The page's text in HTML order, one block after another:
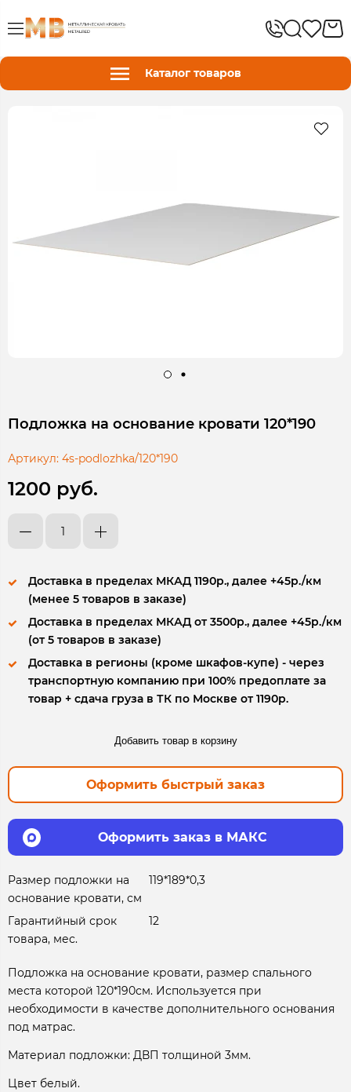
Каталог товаров
Подложка на основание кровати 120*190
Артикул: 4s-podlozhka/120*190
1200 руб.
Доставка в пределах МКАД 1190р., далее +45р./км
(менее 5 товаров в заказе)
Доставка в пределах МКАД от 3500р., далее +45р./км
(от 5 товаров в заказе)
Доставка в регионы (кроме шкафов-купе) - через
транспортную компанию при 100% предоплате за
товар + сдача груза в ТК по Москве от 1190р.
Добавить товар в корзину
Оформить быстрый заказ
Оформить заказ в МАКС
Размер подложки на
основание кровати, см
119*189*0,3
Гарантийный срок
товара, мес.
12
Подложка на основание кровати, размер спального
места которой 120*190см. Используется при
необходимости в качестве дополнительного основания
под матрас.
Материал подложки: ДВП толщиной 3мм.
Цвет белый.